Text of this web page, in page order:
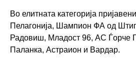
Во елитната категорија
Пелагонија, Шампион ФА од
Радовиш, Младост 96, АС Ѓорче
Паланка, Астраион и Вардар.